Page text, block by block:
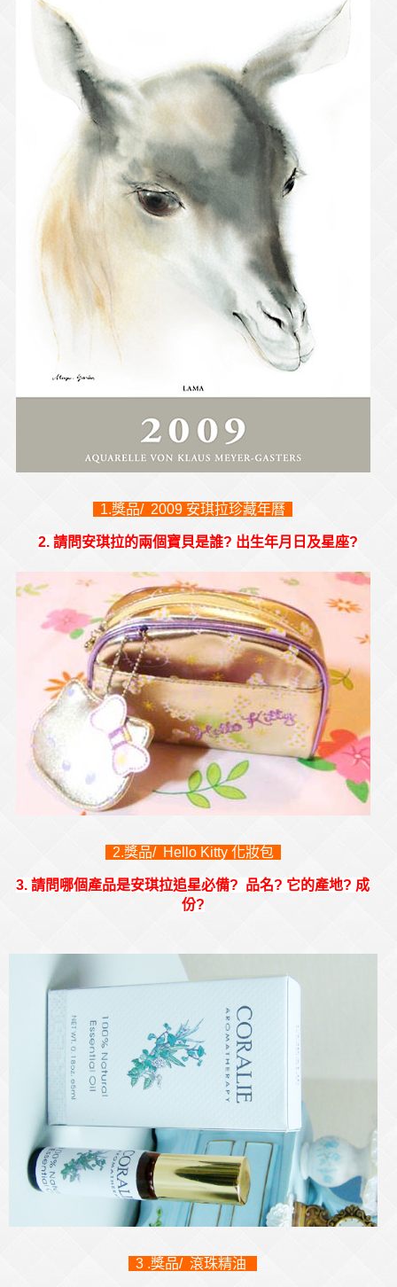
1.獎品/ 2009 安琪拉珍藏年曆
2. 請問安琪拉的兩個寶貝是誰? 出生年月日及星座?
2.獎品/ Hello Kitty 化妝包
3. 請問哪個產品是安琪拉追星必備? 品名? 它的產地? 成
份?
3 .獎品/ 滾珠精油